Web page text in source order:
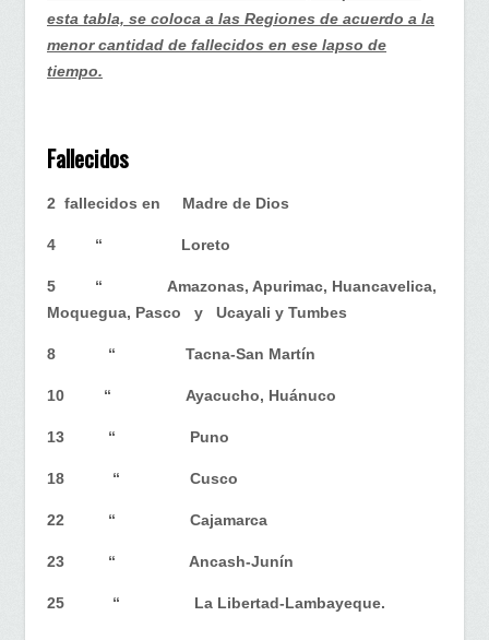
esta tabla, se coloca a las Regiones de acuerdo a la
menor cantidad de fallecidos en ese lapso de
tiempo.
Fallecidos
2 fallecidos en Madre de Dios
4 “ Loreto
5 “ Amazonas, Apurimac, Huancavelica,
Moquegua, Pasco y Ucayali y Tumbes
8 “ Tacna-San Martín
10 “ Ayacucho, Huánuco
13 “ Puno
18 “ Cusco
22 “ Cajamarca
23 “ Ancash-Junín
25 “ La Libertad-Lambayeque.